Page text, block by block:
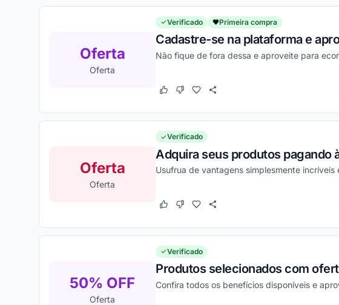
Oferta
Oferta
Verificado Primeira compra
Cadastre-se na plataforma e
Não fique de fora dessa e aproveite para
Este cupom funcionou
Este cupom não funcionou
Oferta
Oferta
Verificado
Adquira seus produtos pagando
Usufrua de vantagens simplesmente
Este cupom funcionou
Este cupom não funcionou
50% OFF
Oferta
Verificado
Produtos selecionados com
Confira todos os benefícios disponíveis e